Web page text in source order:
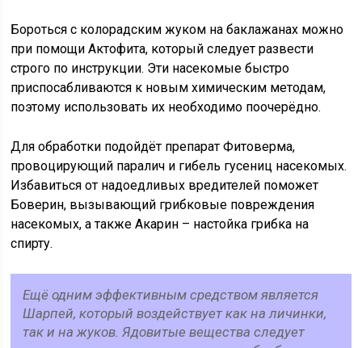
Бороться с колорадским жуком на баклажанах можно
при помощи Актофита, который следует развести
строго по инструкции. Эти насекомые быстро
приспосабливаются к новым химическим методам,
поэтому использовать их необходимо поочерёдно.
Для обработки подойдёт препарат Фитоверма,
провоцирующий паралич и гибель гусениц насекомых.
Избавиться от надоедливых вредителей поможет
Боверин, вызывающий грибковые повреждения
насекомых, а также Акарин – настойка грибка на
спирту.
Ещё одним эффективным средством является
Шарпей, который воздействует как на личинки,
так и на жуков. Ядовитые вещества следует